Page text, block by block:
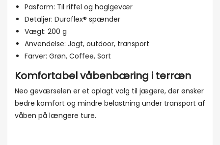
Pasform: Til riffel og haglgevær
Detaljer: Duraflex® spænder
Vægt: 200 g
Anvendelse: Jagt, outdoor, transport
Farver: Grøn, Coffee, Sort
Komfortabel våbenbæring i terræn
Neo geværselen er et oplagt valg til jægere, der ønsker
bedre komfort og mindre belastning under transport af
våben på længere ture.